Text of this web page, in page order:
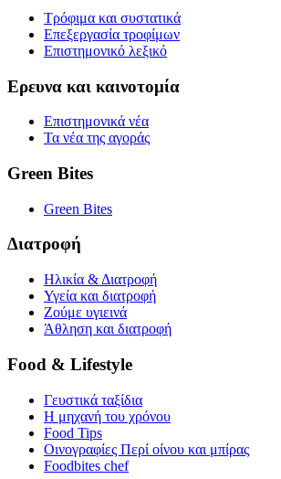
Τρόφιμα και συστατικά
Επεξεργασία τροφίμων
Επιστημονικό λεξικό
Ερευνα και καινοτομία
Επιστημονικά νέα
Τα νέα της αγοράς
Green Bites
Green Bites
Διατροφή
Ηλικία & Διατροφή
Υγεία και διατροφή
Ζούμε υγιεινά
Άθληση και διατροφή
Food & Lifestyle
Γευστικά ταξίδια
Η μηχανή του χρόνου
Food Tips
Οινογραφίες Περί οίνου και μπίρας
Foodbites chef